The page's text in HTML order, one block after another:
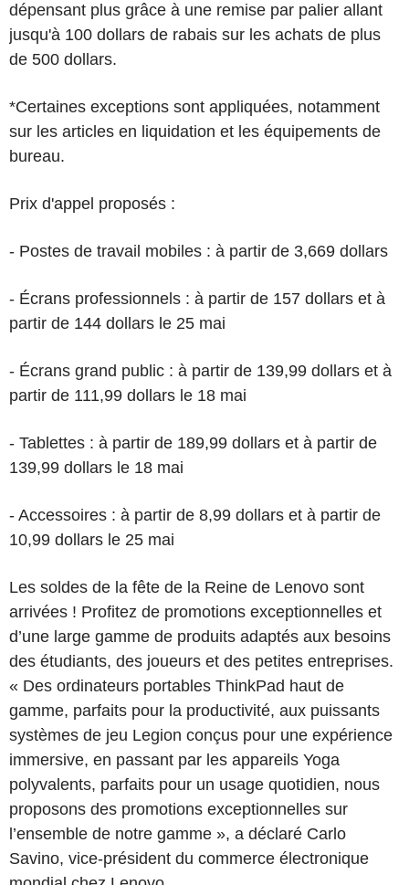
dépensant plus grâce à une remise par palier allant
jusqu'à 100 dollars de rabais sur les achats de plus
de 500 dollars.
*Certaines exceptions sont appliquées, notamment
sur les articles en liquidation et les équipements de
bureau.
Prix d'appel proposés :
- Postes de travail mobiles : à partir de 3,669 dollars
- Écrans professionnels : à partir de 157 dollars et à
partir de 144 dollars le 25 mai
- Écrans grand public : à partir de 139,99 dollars et à
partir de 111,99 dollars le 18 mai
- Tablettes : à partir de 189,99 dollars et à partir de
139,99 dollars le 18 mai
- Accessoires : à partir de 8,99 dollars et à partir de
10,99 dollars le 25 mai
Les soldes de la fête de la Reine de Lenovo sont
arrivées ! Profitez de promotions exceptionnelles et
d’une large gamme de produits adaptés aux besoins
des étudiants, des joueurs et des petites entreprises.
« Des ordinateurs portables ThinkPad haut de
gamme, parfaits pour la productivité, aux puissants
systèmes de jeu Legion conçus pour une expérience
immersive, en passant par les appareils Yoga
polyvalents, parfaits pour un usage quotidien, nous
proposons des promotions exceptionnelles sur
l’ensemble de notre gamme », a déclaré Carlo
Savino, vice-président du commerce électronique